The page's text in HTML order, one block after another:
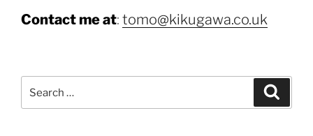
Contact me at: tomo@kikugawa.co.uk
for: